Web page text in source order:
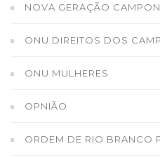
NOVA GERAÇÃO
ONU DIREITOS DOS
ONU MULHERES
OPNIÃO
ORDEM DE RIO BRANCO